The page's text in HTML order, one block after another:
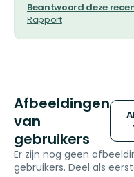
Beantwoord deze
Rapport
Afbeeldingen
van
gebruikers
Er zijn nog geen
gebruikers. Deel als